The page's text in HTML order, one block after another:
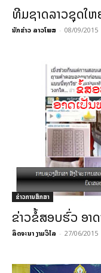
ທີມຊາດລາວຊຸດໃ
ນັກຂ່າວ ລາວໂພສ - 08/09/2015
ຂ່າວການສຶກສາ
ຂ່າວຂໍ້ສອບຮົ່ວ ອາ
ລິດຈະນາ ງາມວິໄລ - 27/06/2015